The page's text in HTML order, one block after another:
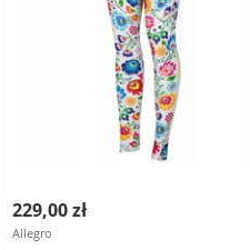
229,00 zł
Allegro